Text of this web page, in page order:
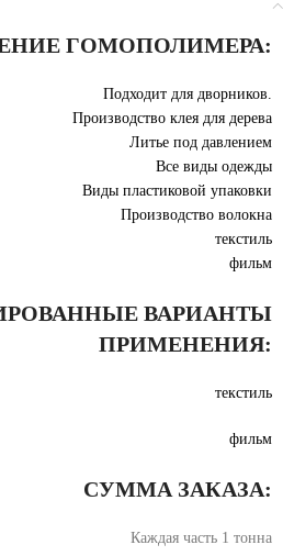
ГОМОПОЛИМЕРА:
Подходит для дворников.
Производство клея для дерева
Литье под давлением
Все виды одежды
Виды пластиковой упаковки
Производство волокна
текстиль
фильм
ВАРИАНТЫ
ПРИМЕНЕНИЯ:
текстиль
фильм
СУММА ЗАКАЗА:
Каждая часть 1 тонна